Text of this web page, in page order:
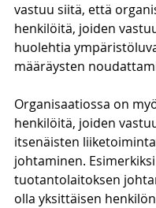
vastuu siitä, että
henkilöitä, joiden
huolehtia
määräysten
Organisaatiossa on
henkilöitä, joiden
itsenäisten
johtaminen.
tuotantolaitoksen
olla yksittäisen henkilön